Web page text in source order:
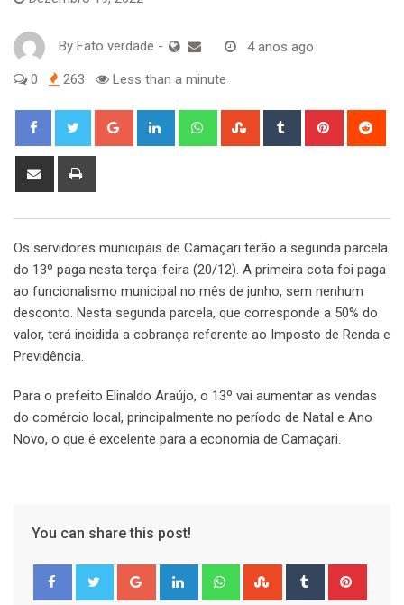
By Fato verdade - 4 anos ago
0 263 Less than a minute
Google+ LinkedIn WhatsappStumbleUpon
Tumblr Pinterest
Share
Os servidores municipais de Camaçari terão a segunda parcela
do 13º paga nesta terça-feira (20/12). A primeira cota foi paga
ao funcionalismo municipal no mês de junho, sem nenhum
desconto. Nesta segunda parcela, que corresponde a 50% do
valor, terá incidida a cobrança referente ao Imposto de Renda e
Previdência.
Para o prefeito Elinaldo Araújo, o 13º vai aumentar as vendas
do comércio local, principalmente no período de Natal e Ano
Novo, o que é excelente para a economia de Camaçari.
You can share this post!
Google+ LinkedIn WhatsappStumbleUpon
Tumblr